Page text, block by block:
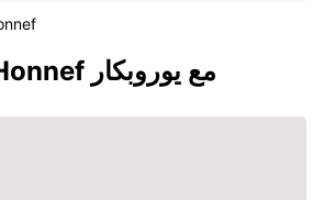
اكتشف Bad Honnef مع يوروبكار